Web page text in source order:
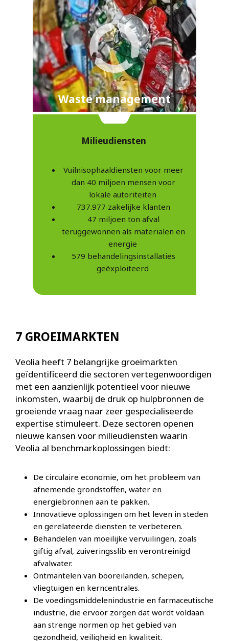
Waste management
Milieudiensten
Vuilnisophaaldiensten voor meer
dan 40 miljoen mensen voor
lokale autoriteiten
737.977 zakelijke klanten
47 miljoen ton afval
teruggewonnen als materialen en
energie
579 behandelingsinstallaties
geëxploiteerd
7 GROEIMARKTEN
Veolia heeft 7 belangrijke groeimarkten
geïdentificeerd die sectoren vertegenwoordigen
met een aanzienlijk potentieel voor nieuwe
inkomsten, waarbij de druk op hulpbronnen de
groeiende vraag naar zeer gespecialiseerde
expertise stimuleert. Deze sectoren openen
nieuwe kansen voor milieudiensten waarin
Veolia al benchmarkoplossingen biedt:
De circulaire economie, om het probleem van
afnemende grondstoffen, water en
energiebronnen aan te pakken.
Innovatieve oplossingen om het leven in steden
en gerelateerde diensten te verbeteren.
Behandelen van moeilijke vervuilingen, zoals
giftig afval, zuiveringsslib en verontreinigd
afvalwater.
Ontmantelen van booreilanden, schepen,
vliegtuigen en kerncentrales.
De voedingsmiddelenindustrie en farmaceutische
industrie, die ervoor zorgen dat wordt voldaan
aan strenge normen op het gebied van
gezondheid, veiligheid en kwaliteit.